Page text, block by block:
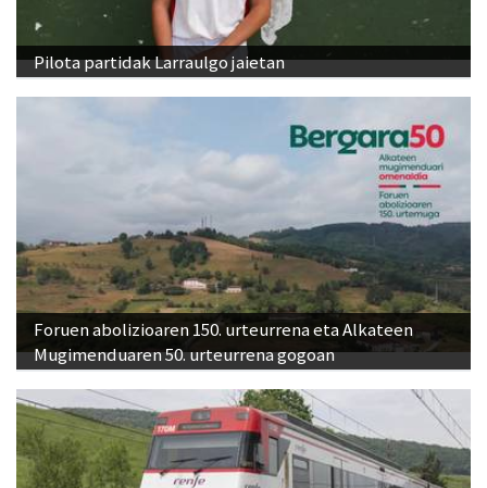
Pilota partidak Larraulgo jaietan
Foruen abolizioaren 150. urteurrena eta Alkateen
Mugimenduaren 50. urteurrena gogoan